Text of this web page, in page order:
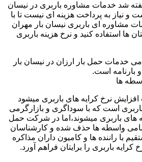
شد خدمات مشاوره باربری در نیسان
و نیاز به پرداخت هزینه ای نیست تا با
مشاوره ای باربری نیسان بار مهران
ها استفاده کنید و نرخ هزینه باربری
خدمات حمل بار ارزان در نیسان بار
و بارنامه است.
ها
نرخ کرایه های باربری میشود
است که با سوداگری و بازارگرمی
های باربری میشوند،اما در شرکت حمل
واسطه ها حذف شده و کارشناسان
با راننده ها و کامیون داران مذاکره
کرایه باربری را برایتان فراهم آورد.